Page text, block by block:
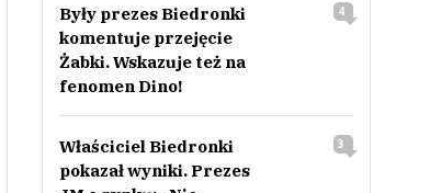
Były prezes Biedronki
komentuje przejęcie
Żabki. Wskazuje też na
fenomen Dino!
4
Właściciel Biedronki
pokazał wyniki. Prezes
3